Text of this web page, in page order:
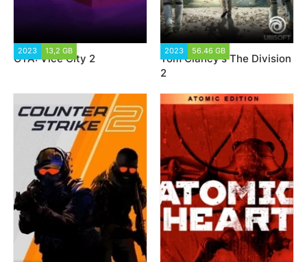
2023 13,2 GB
GTA: Vice City 2
2023 56.46 GB
Tom Clancy’s The Division
2